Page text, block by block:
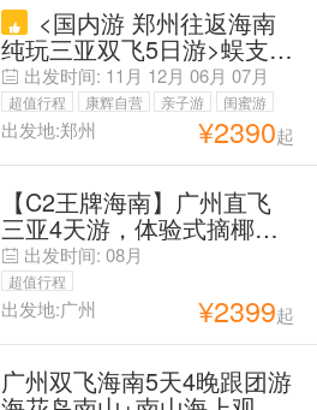
<国内游 郑州往返海南
纯玩三亚双飞5日游>蜈支洲
岛 5A、天涯海角 5A、大小
洞天 5A、呀诺达热带雨林
5A（上下山穿梭巴士需自
理）、玫瑰谷、海旅免税城
出发时间: 11月 12月 06月 07月
超值行程 康辉自营 亲子游
闺蜜游
浪漫蜜月
父母安心游
出发地:郑州 ¥2390起
【C2王牌海南】广州直飞
三亚4天游，体验式摘椰子·
打卡菠萝地海+山钦湾燕子
洞
出发时间: 08月
超值行程
出发地:广州 ¥2399起
广州双飞海南5天4晚跟团游